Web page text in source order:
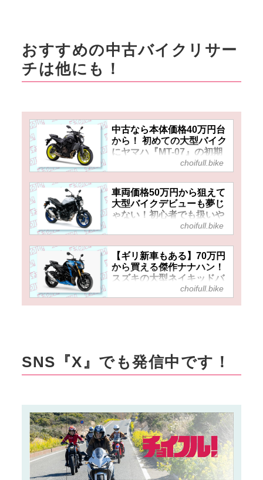
おすすめの中古バイクリサー
チは他にも！
中古なら本体価格40万円台
から！ 初めての大型バイク
にヤマハ『MT-07』の初期
型はどうだ⁉ 現在の中古車
価格や相場をピックアッ
プ！
choifull.bike
車両価格50万円から狙えて
大型バイクデビューも夢じ
ゃない！初心者でも扱いや
すいスズキ『SV650（2016
～2018）』の中古車価格や
相場はいくら？
choifull.bike
【ギリ新車もある】70万円
から買える傑作ナナハン！
スズキの大型ネイキッドバ
イク『GSX-S750』は今な
ら意外とお得かも……？
choifull.bike
SNS『X』でも発信中です！